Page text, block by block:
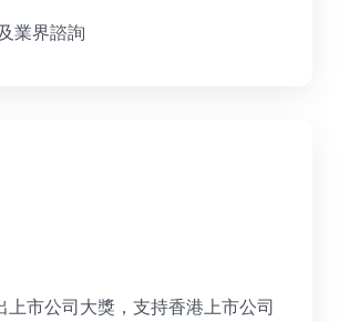
業界諮詢
上市公司大獎，支持香港上市公司